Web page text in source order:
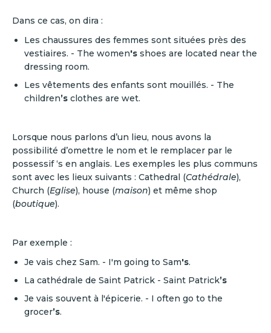
‍Dans ce cas, on dira :
Les chaussures des femmes sont situées près des
vestiaires. - The women's shoes are located near the
dressing room.
Les vêtements des enfants sont mouillés. - The
children’s clothes are wet.
Lorsque nous parlons d’un lieu, nous avons la
possibilité d’omettre le nom et le remplacer par le
possessif ‘s en anglais. Les exemples les plus communs
sont avec les lieux suivants : Cathedral (Cathédrale),
Church (Eglise), house (maison) et même shop
(boutique).
‍Par exemple :
Je vais chez Sam. - I'm going to Sam's.
La cathédrale de Saint Patrick - Saint Patrick’s
Je vais souvent à l'épicerie. - I often go to the
grocer’s.